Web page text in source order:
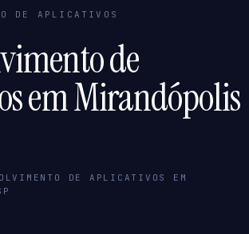
DE APLICATIVOS
de
em Mirandópolis
DE APLICATIVOS EM